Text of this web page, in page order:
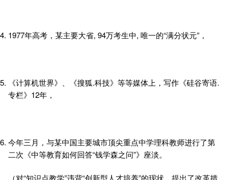
1977年高考，某主要大省, 94万考生中, 唯一的“满分状元”，
《计算机世界》、《搜狐.科技》等等媒体上，写作《硅谷寄语.
专栏》12年，
今年三月，与某中国主要城市顶尖重点中学理科教师进行了第
二次《中等教育如何回答“钱学森之问”》座淡。
（对“知识点教学”违背“创新型人才培养”的现状，提出了改革措